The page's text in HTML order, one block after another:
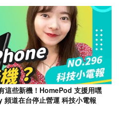
這些新機！HomePod 支援用嘿
道在台停止營運 科技小電報